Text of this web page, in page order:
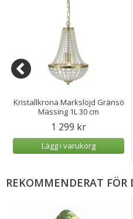
Kristallkrona Markslöjd Gränsö
Mässing 1L 30 cm
1 299 kr
Lägg i varukorg
REKOMMENDERAT FÖR